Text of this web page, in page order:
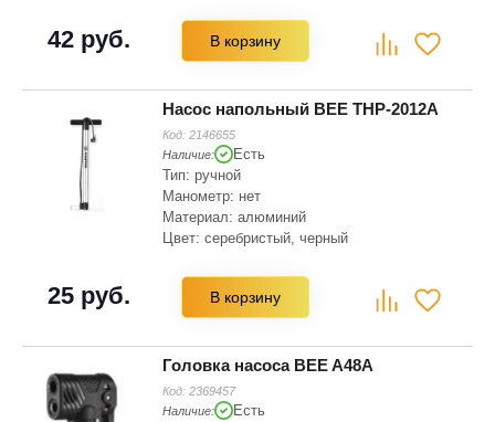
Тип головки: быстрозажимная
42 руб. В корзину
Насос напольный BEE THP-2012A
Код: 2146655
Наличие:
Есть
Тип: ручной
Манометр: нет
Материал: алюминий
Цвет: серебристый, черный
Насадка для ниппелей: Presta (SV)
25 руб. В корзину
Головка насоса BEE A48A
Код: 2369457
Наличие:
Есть